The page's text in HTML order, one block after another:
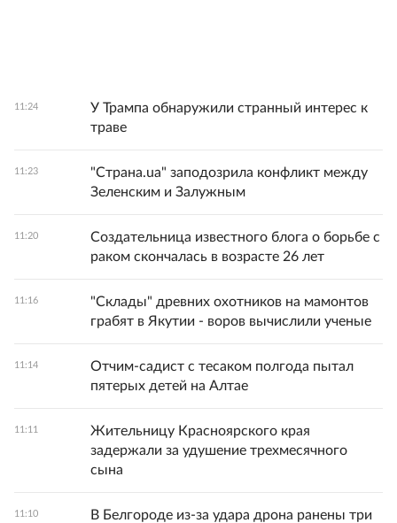
11:24
У Трампа обнаружили странный интерес к
траве
11:23
"Страна.ua" заподозрила конфликт между
Зеленским и Залужным
11:20
Создательница известного блога о борьбе с
раком скончалась в возрасте 26 лет
11:16
"Склады" древних охотников на мамонтов
грабят в Якутии - воров вычислили ученые
11:14
Отчим-садист с тесаком полгода пытал
пятерых детей на Алтае
11:11
Жительницу Красноярского края
задержали за удушение трехмесячного
сына
11:10
В Белгороде из-за удара дрона ранены три